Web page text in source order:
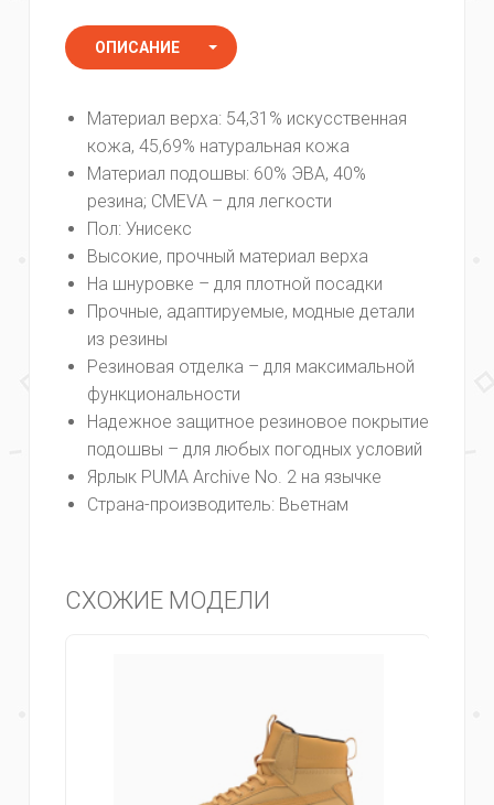
ОПИСАНИЕ
КОММЕНТАРИИ
Материал верха: 54,31% искусственная
кожа, 45,69% натуральная кожа
Материал подошвы: 60% ЭВА, 40%
резина; CMEVA – для легкости
Пол: Унисекс
Высокие, прочный материал верха
На шнуровке – для плотной посадки
Прочные, адаптируемые, модные детали
из резины
Резиновая отделка – для максимальной
функциональности
Надежное защитное резиновое покрытие
подошвы – для любых погодных условий
Ярлык PUMA Archive No. 2 на язычке
Страна-производитель: Вьетнам
СХОЖИЕ МОДЕЛИ